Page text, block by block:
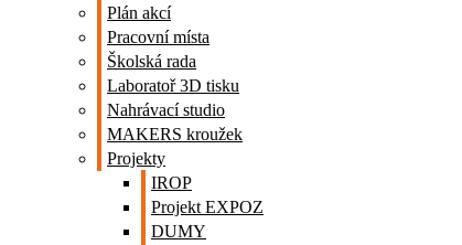
Plán akcí
Pracovní místa
Školská rada
Laboratoř 3D tisku
Nahrávací studio
MAKERS kroužek
Projekty
IROP
Projekt EXPOZ
DUMY